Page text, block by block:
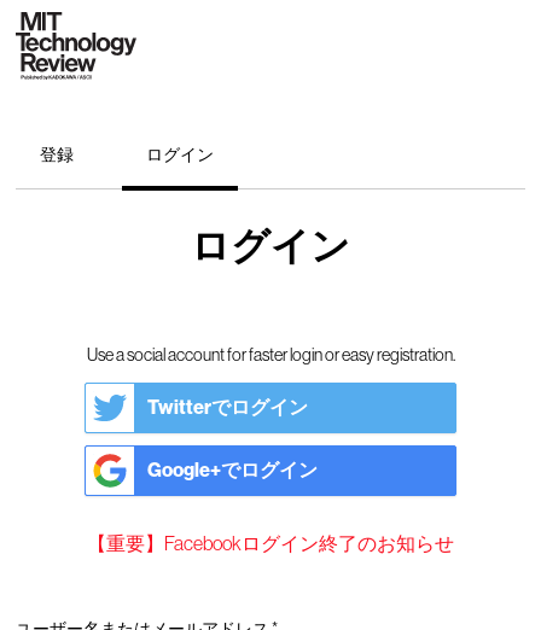
登録 ログイン
ログイン
Use a social account for faster login or easy registration.
Twitterでログイン
Google+でログイン
【重要】Facebookログイン終了のお知らせ